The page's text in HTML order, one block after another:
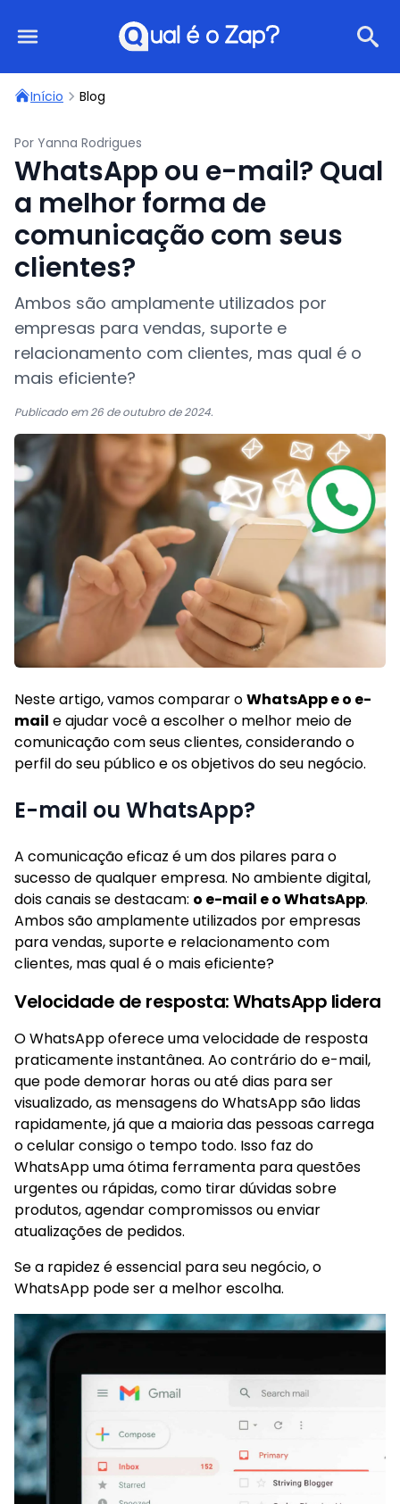
Qual é o Zap?
Início Blog
Por Yanna Rodrigues
WhatsApp ou e-mail? Qual
a melhor forma de
comunicação com seus
clientes?
Ambos são amplamente utilizados por
empresas para vendas, suporte e
relacionamento com clientes, mas qual é o
mais eficiente?
Publicado em 26 de outubro de 2024.
Neste artigo, vamos comparar oWhatsApp e o e-
mail e ajudar você a escolher o melhor meio de
comunicação com seus clientes, considerando o
perfil do seu público e os objetivos do seu negócio.
E-mail ou WhatsApp?
A comunicação eficaz é um dos pilares para o
sucesso de qualquer empresa. No ambiente digital,
dois canais se destacam: o e-mail e o WhatsApp.
Ambos são amplamente utilizados por empresas
para vendas, suporte e relacionamento com
clientes, mas qual é o mais eficiente?
Velocidade de resposta: WhatsApp lidera
O WhatsApp oferece uma velocidade de resposta
praticamente instantânea. Ao contrário do e-mail,
que pode demorar horas ou até dias para ser
visualizado, as mensagens do WhatsApp são lidas
rapidamente, já que a maioria das pessoas carrega
o celular consigo o tempo todo. Isso faz do
WhatsApp uma ótima ferramenta para questões
urgentes ou rápidas, como tirar dúvidas sobre
produtos, agendar compromissos ou enviar
atualizações de pedidos.
Se a rapidez é essencial para seu negócio, o
WhatsApp pode ser a melhor escolha.